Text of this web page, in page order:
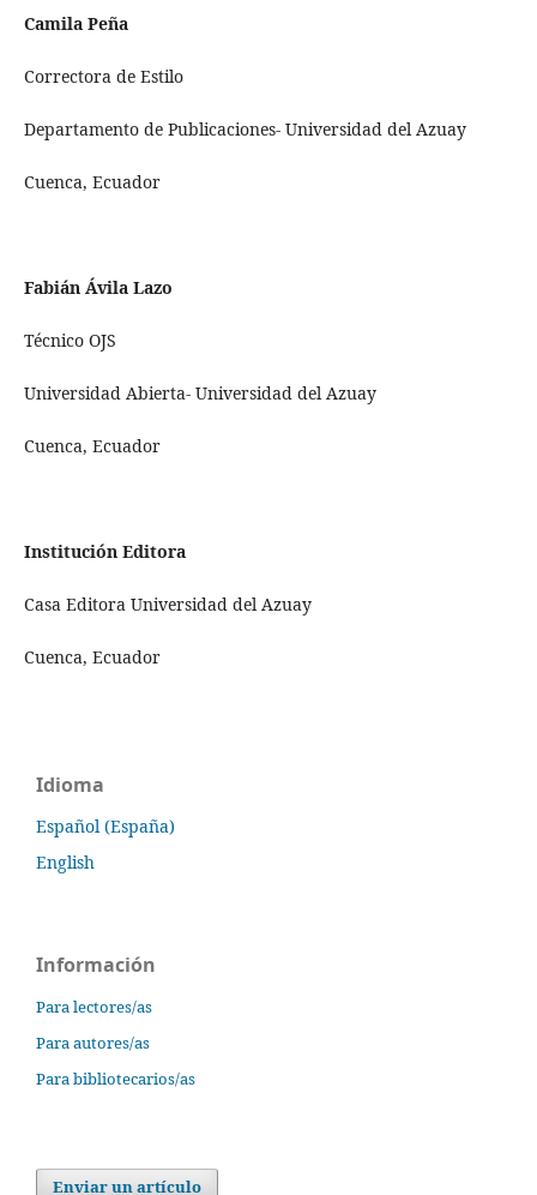
Camila Peña
Correctora de Estilo
Departamento de Publicaciones- Universidad del Azuay
Cuenca, Ecuador
Fabián Ávila Lazo
Técnico OJS
Universidad Abierta- Universidad del Azuay
Cuenca, Ecuador
Institución Editora
Casa Editora Universidad del Azuay
Cuenca, Ecuador
Idioma
Español (España)
English
Información
Para lectores/as
Para autores/as
Para bibliotecarios/as
Enviar un artículo